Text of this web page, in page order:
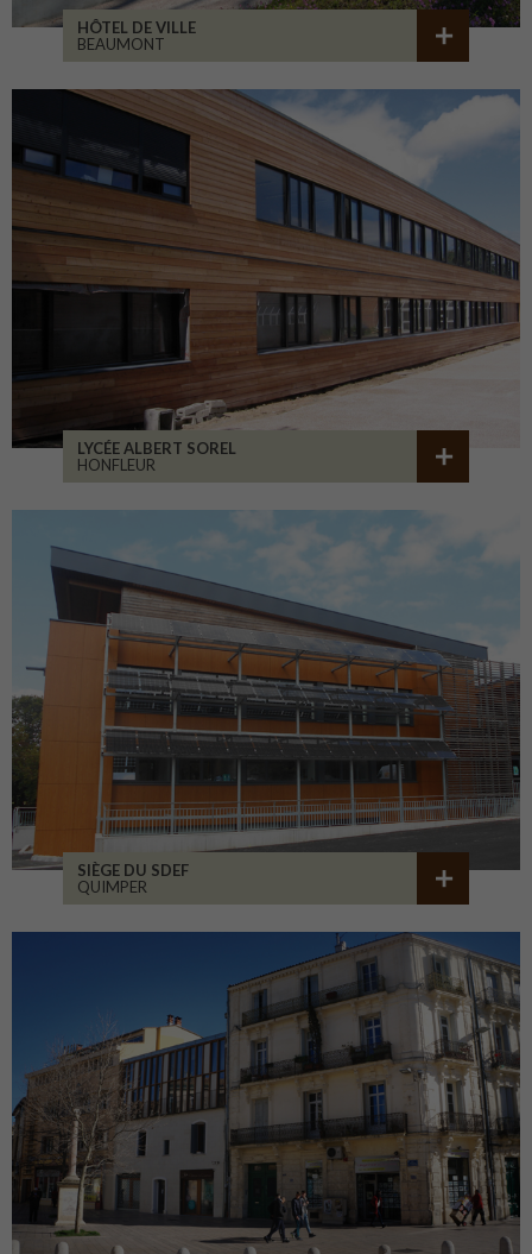
HÔTEL DE VILLE
BEAUMONT
LYCÉE ALBERT SOREL
HONFLEUR
SIÈGE DU SDEF
QUIMPER